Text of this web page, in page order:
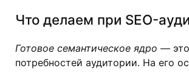
Что делаем при SEO-
Готовое семантическое ядро —
потребностей аудитории. На его